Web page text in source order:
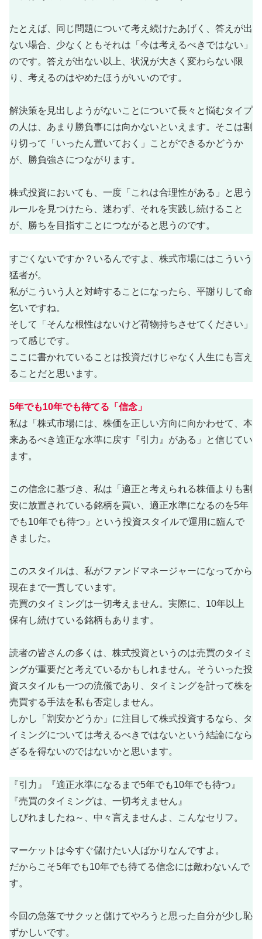
たとえば、同じ問題について考え続けたあげく、答えが出
ない場合、少なくともそれは「今は考えるべきではない」
のです。答えが出ない以上、状況が大きく変わらない限
り、考えるのはやめたほうがいいのです。
解決策を見出しようがないことについて長々と悩むタイプ
の人は、あまり勝負事には向かないといえます。そこは割
り切って「いったん置いておく」ことができるかどうか
が、勝負強さにつながります。
株式投資においても、一度「これは合理性がある」と思う
ルールを見つけたら、迷わず、それを実践し続けること
が、勝ちを目指すことにつながると思うのです。
すごくないですか？いるんですよ、株式市場にはこういう
猛者が。
私がこういう人と対峙することになったら、平謝りして命
乞いですね。
そして「そんな根性はないけど荷物持ちさせてください」
って感じです。
ここに書かれていることは投資だけじゃなく人生にも言え
ることだと思います。
5年でも10年でも待てる「信念」
私は「株式市場には、株価を正しい方向に向かわせて、本
来あるべき適正な水準に戻す『引力』がある」と信じてい
ます。
この信念に基づき、私は「適正と考えられる株価よりも割
安に放置されている銘柄を買い、適正水準になるのを5年
でも10年でも待つ」という投資スタイルで運用に臨んで
きました。
このスタイルは、私がファンドマネージャーになってから
現在まで一貫しています。
売買のタイミングは一切考えません。実際に、10年以上
保有し続けている銘柄もあります。
読者の皆さんの多くは、株式投資というのは売買のタイミ
ングが重要だと考えているかもしれません。そういった投
資スタイルも一つの流儀であり、タイミングを計って株を
売買する手法を私も否定しません。
しかし「割安かどうか」に注目して株式投資するなら、タ
イミングについては考えるべきではないという結論になら
ざるを得ないのではないかと思います。
『引力』『適正水準になるまで5年でも10年でも待つ』
『売買のタイミングは、一切考えません』
しびれましたね～、中々言えませんよ、こんなセリフ。
マーケットは今すぐ儲けたい人ばかりなんですよ。
だからこそ5年でも10年でも待てる信念には敵わないんで
す。
今回の急落でサクッと儲けてやろうと思った自分が少し恥
ずかしいです。